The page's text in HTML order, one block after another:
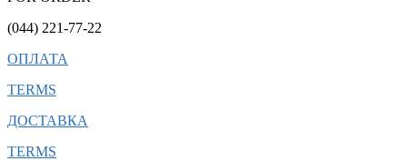
(044) 221-77-22
ОПЛАТА
TERMS
ДОСТАВКА
TERMS